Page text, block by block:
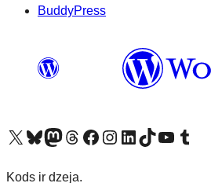
BuddyPress
Apmeklējiet mūsu X (agrāk Twitter) kontu
Apmeklējiet mūsu Bluesky kontu
Apmeklējiet mūsu Mastodon kontu
Apmeklējiet mūsu Threads kontu
Apmeklējiet mūsu Facebook lapuApmeklējiet mūsu Instagram kontu
Apmeklējiet mūsu LinkedIn kontu
Apmeklējiet mūsu TikTok kontu
Apmeklējiet mūsu YouTube kanālu
Apmeklējiet mūsu Tumblr kontu
Kods ir dzeja.